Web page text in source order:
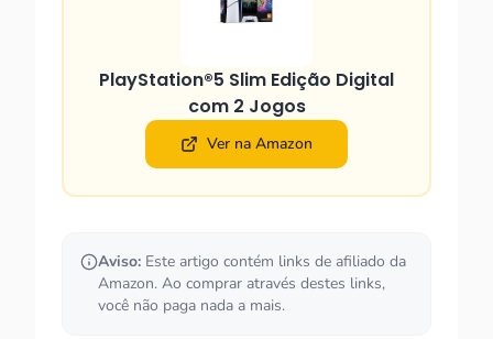
PlayStation®5 Slim Edição Digital
com 2 Jogos
Ver na Amazon
Aviso: Este artigo contém links de afiliado da
Amazon. Ao comprar através destes links,
você não paga nada a mais.